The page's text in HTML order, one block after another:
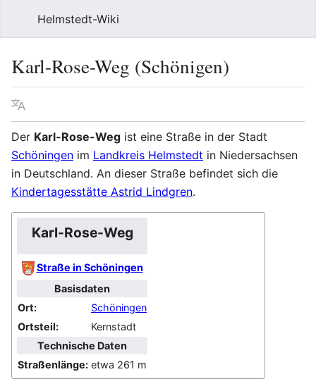
Helmstedt-Wiki
Karl-Rose-Weg (Schönigen)
Sprache
Der Karl-Rose-Weg ist eine Straße in der Stadt
Schöningen im Landkreis Helmstedt in Niedersachsen
in Deutschland. An dieser Straße befindet sich die
Kindertagesstätte Astrid Lindgren.
Karl-Rose-Weg
Straße in Schöningen
Basisdaten
Ort:
Schöningen
Ortsteil:
Kernstadt
Technische Daten
Straßenlänge: etwa 261 m